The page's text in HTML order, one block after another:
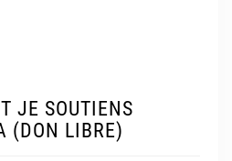
JE SOUTIENS
(DON LIBRE)